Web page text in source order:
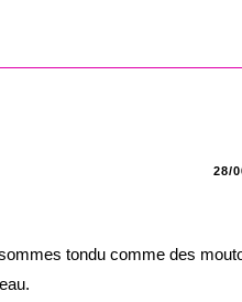
28/
tondu comme des